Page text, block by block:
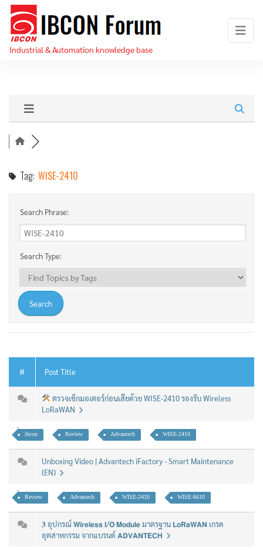
Skip
the
content
Industrial & Automation knowledge base
Tag: WISE-2410
Search Phrase:
Search Type:
# Post Title
ตรวจเช็กมอเตอร์ก่อนเสียด้วย WISE-2410 รองรับ Wireless
LoRaWAN
ibcon Review Advantech WISE-2410
Unboxing Video | Advantech iFactory - Smart Maintenance
(EN)
Review Advantech WISE-2410 WISE-6610
𝟑 อุปกรณ์ 𝗪𝗶𝗿𝗲𝗹𝗲𝘀𝘀 𝗜/𝗢 𝗠𝗼𝗱𝘂𝗹𝗲 มาตรฐาน 𝗟𝗼𝗥𝗮𝗪𝗔𝗡 เกรด
อุตสาหกรรม จากแบรนด์ 𝗔𝗗𝗩𝗔𝗡𝗧𝗘𝗖𝗛